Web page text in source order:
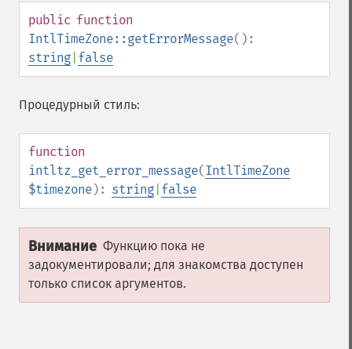
public function
IntlTimeZone::getErrorMessage():
string false
Процедурный стиль:
function
intltz_get_error_message(IntlTimeZone
$timezone): string false
Внимание Функцию пока не
задокументировали; для знакомства доступен
только список аргументов.